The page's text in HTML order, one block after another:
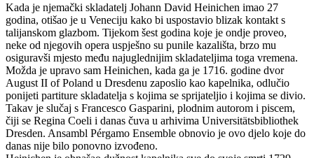
Kada je njemački skladatelj Johann David Heinichen imao 27
godina, otišao je u Veneciju kako bi uspostavio blizak kontakt s
talijanskom glazbom. Tijekom šest godina koje je ondje proveo,
neke od njegovih opera uspješno su punile kazališta, brzo mu
osiguravši mjesto među najuglednijim skladateljima toga vremena.
Možda je upravo sam Heinichen, kada ga je 1716. godine dvor
August II of Poland u Dresdenu zaposlio kao kapelnika, odlučio
ponijeti partiture skladatelja s kojima se sprijateljio i kojima se divio.
Takav je slučaj s Francesco Gasparini, plodnim autorom i piscem,
čiji se Regina Coeli i danas čuva u arhivima Universitätsbibliothek
Dresden. Ansambl Pérgamo Ensemble obnovio je ovo djelo koje do
danas nije bilo ponovno izvođeno.